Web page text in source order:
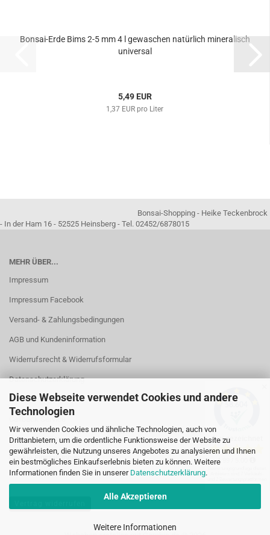
Diese Webseite verwendet Cookies und andere
Technologien
Wir verwenden Cookies und ähnliche Technologien, auch von
Drittanbietern, um die ordentliche Funktionsweise der Website zu
gewährleisten, die Nutzung unseres Angebotes zu analysieren und Ihnen
ein bestmögliches Einkaufserlebnis bieten zu können. Weitere
Informationen finden Sie in unserer Datenschutzerklärung.
Alle Akzeptieren
Weitere Informationen
Bonsai-Erde Bims 2-5 mm 4 l gewaschen natürlich mineralisch
universal
5,49 EUR
1,37 EUR pro Liter
Bonsai-Shopping - Heike Teckenbrock
- In der Ham 16 - 52525 Heinsberg - Tel. 02452/6878015
MEHR ÜBER...
Impressum
Impressum Facebook
Versand- & Zahlungsbedingungen
AGB und Kundeninformation
Widerrufsrecht & Widerrufsformular
Datenschutzerklärung
Kontakt
Callback Service
Öffnungszeiten
Cookie Einstellungen